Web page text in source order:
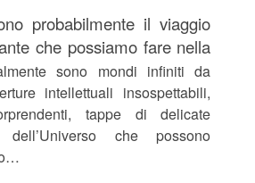
probabilmente il viaggio
che possiamo fare nella
sono mondi infiniti da
intellettuali insospettabili,
tappe di delicate
dell’Universo che possono